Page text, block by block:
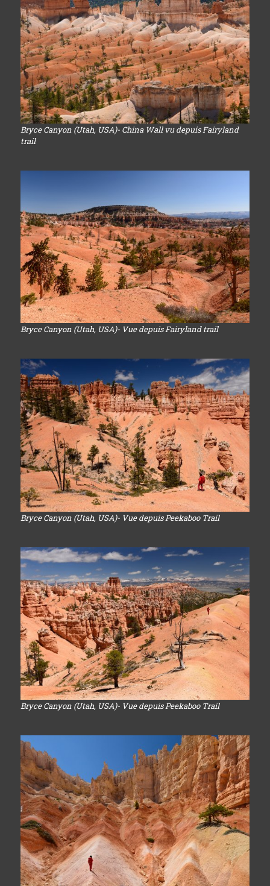
Bryce Canyon (Utah, USA)- China Wall vu depuis Fairyland
trail
Bryce Canyon (Utah, USA)- Vue depuis Fairyland trail
Bryce Canyon (Utah, USA)- Vue depuis Peekaboo Trail
Bryce Canyon (Utah, USA)- Vue depuis Peekaboo Trail